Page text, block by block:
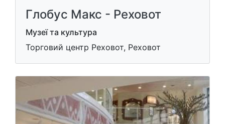
Глобус Макс - Реховот
Музеї та культура
Торговий центр Реховот, Реховот